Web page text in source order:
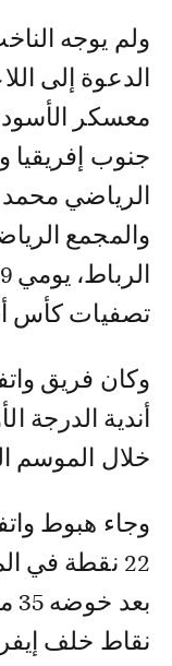
ولم يوجه
الدعوة إلى
معسكر
جنوب إفريقيا
الرياضي محمد
والمجمع
تصفيات كأس أمم
وكان فريق
أندية الدرجة
خلال الموسم
وجاء هبوط
22 نقطة في
نقاط خلف